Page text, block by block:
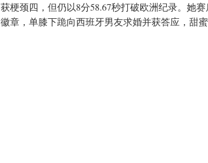
获梗颈四，但仍以8分58.67秒打破欧洲纪录。她
徽章，单膝下跪向西班牙男友求婚并获答应，甜蜜